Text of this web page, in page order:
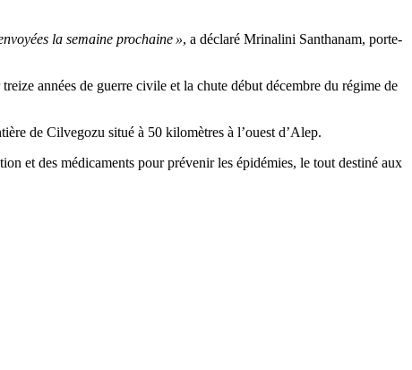
la semaine prochaine », a déclaré Mrinalini Santhanam, porte-
années de guerre civile et la chute début décembre du régime de
de Cilvegozu situé à 50 kilomètres à l’ouest d’Alep.
et des médicaments pour prévenir les épidémies, le tout destiné aux